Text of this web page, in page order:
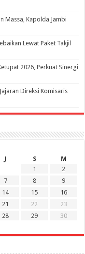
Massa, Kapolda Jambi
Lewat Paket Takjil
2026, Perkuat Sinergi
Direksi Komisaris
J S
M
1
2
7 8
9
14 15
16
21 22
23
28 29
30